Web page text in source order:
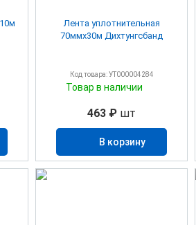
Лента уплотнительная
70ммх30м Дихтунгсбанд
Код товара: УТ000004284
Товар в наличии
463 ₽ шт
В корзину